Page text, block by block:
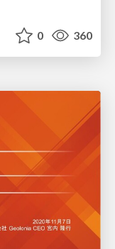
0 360